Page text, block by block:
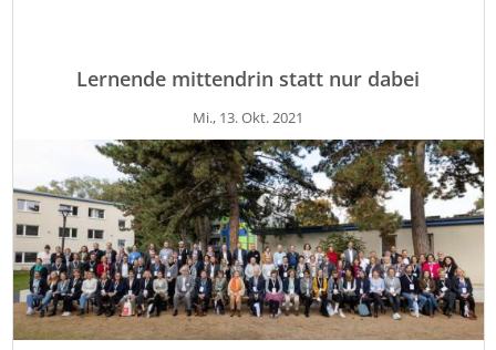
Lernende mittendrin statt nur dabei
Mi., 13. Okt. 2021